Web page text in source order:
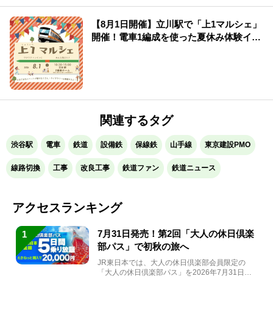
【8月1日開催】立川駅で「上1マルシェ」
開催！電車1編成を使った夏休み体験イベ
関連するタグ
渋谷駅 電車 鉄道 設備鉄 保線鉄 山手線 東京建設PMO
線路切換 工事 改良工事 鉄道ファン 鉄道ニュース
アクセスランキング
1
7月31日発売！第2回「大人の休日倶楽
部パス」で初秋の旅へ
JR東日本では、大人の休日倶楽部会員限定の
「大人の休日倶楽部パス」を2026年7月31日